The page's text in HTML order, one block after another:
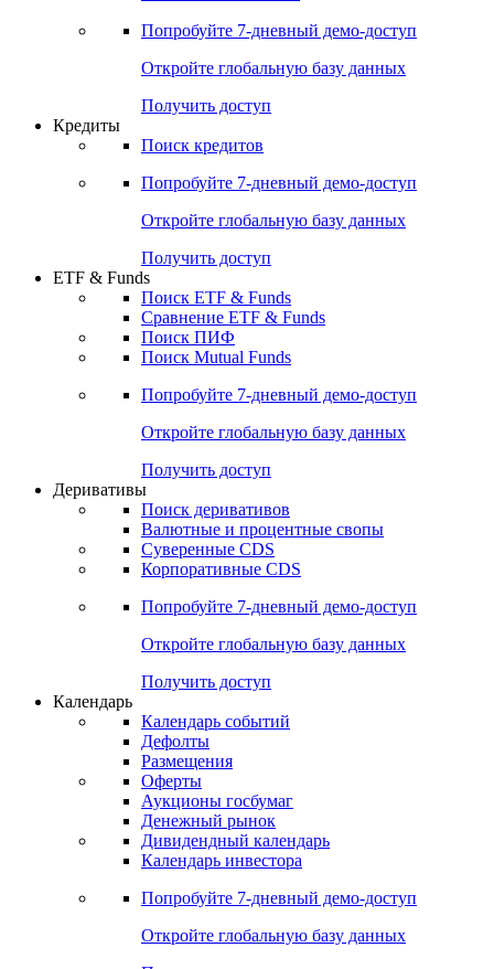
Поиск акций
Российские IPO/SPO
Попробуйте7-дневный
Откройте глобальную базу данных
Получить доступ
Поиск кредитов
Попробуйте7-дневный
Откройте глобальную базу данных
Получить доступ
ETF & Funds
Сравнение ETF & Funds
Поиск Mutual Funds
Попробуйте7-дневный
Откройте глобальную базу данных
Получить доступ
Деривативы
Валютные и процентные свопы
Корпоративные CDS
Попробуйте7-дневный
Откройте глобальную базу данных
Получить доступ
Календарь
Календарь событий
Дефолты
Размещения
Оферты
Денежный рынок
Календарь инвестора